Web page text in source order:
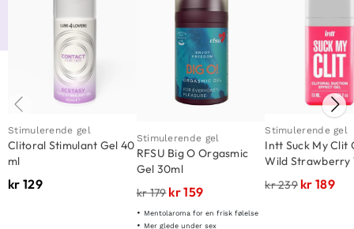
Stimulerende gel
Clitoral Stimulant Gel 40
ml
kr 129
Stimulerende gel
RFSU Big O Orgasmic
Gel 30ml
kr179kr159
Mentolaroma for en frisk følelse
Mer glede under sex
Stimulerende gel
Intt Suck My Clit
Wild Strawberry
kr239 kr 189